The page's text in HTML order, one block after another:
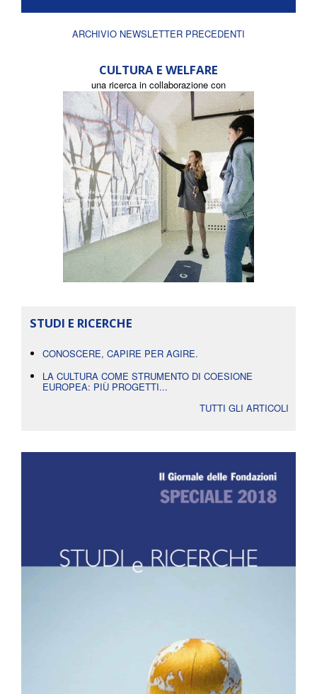
ARCHIVIO NEWSLETTER PRECEDENTI
CULTURA E WELFARE
una ricerca in collaborazione con
STUDI E RICERCHE
CONOSCERE, CAPIRE PER AGIRE.
LA CULTURA COME STRUMENTO DI COESIONE
EUROPEA: PIÙ PROGETTI...
TUTTI GLI ARTICOLI